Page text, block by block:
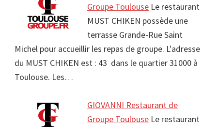
Groupe Toulouse Le restaurant
MUST CHIKEN possède une
terrasse Grande-Rue Saint
Michel pour accueillir les repas de groupe. L'adresse
du MUST CHIKEN est : 43 dans le quartier 31000 à
Toulouse. Les…
GIOVANNI Restaurant de
Groupe Toulouse Le restaurant